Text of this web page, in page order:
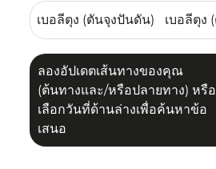
ลองอัปเดตเส้นทางของคุณ
(ต้นทางและ/หรือปลายทาง) หรือ
เลือกวันที่ด้านล่างเพื่อค้นหาข้อ
เสนอ